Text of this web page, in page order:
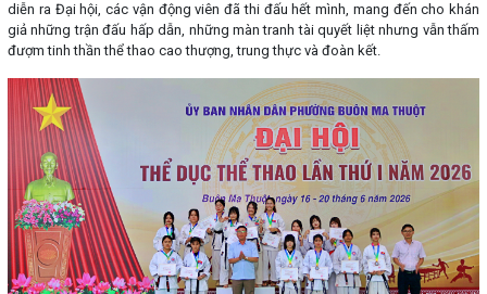
diễn ra Đại hội, các vận động viên đã thi đấu hết mình, mang đến cho khán
giả những trận đấu hấp dẫn, những màn tranh tài quyết liệt nhưng vẫn thấm
đượm tinh thần thể thao cao thượng, trung thực và đoàn kết.